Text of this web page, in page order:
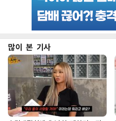
많이 본 기사